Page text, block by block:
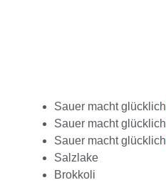
Sauer macht glücklich
Sauer macht glücklich
Sauer macht glücklich
Salzlake
Brokkoli